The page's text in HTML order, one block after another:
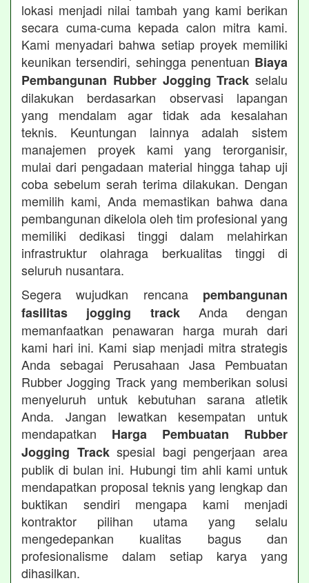
lokasi menjadi nilai tambah yang kami berikan
secara cuma-cuma kepada calon mitra kami.
Kami menyadari bahwa setiap proyek memiliki
keunikan tersendiri, sehingga penentuan Biaya
Pembangunan Rubber Jogging Track selalu
dilakukan berdasarkan observasi lapangan
yang mendalam agar tidak ada kesalahan
teknis. Keuntungan lainnya adalah sistem
manajemen proyek kami yang terorganisir,
mulai dari pengadaan material hingga tahap uji
coba sebelum serah terima dilakukan. Dengan
memilih kami, Anda memastikan bahwa dana
pembangunan dikelola oleh tim profesional yang
memiliki dedikasi tinggi dalam melahirkan
infrastruktur olahraga berkualitas tinggi di
seluruh nusantara.
Segera wujudkan rencana pembangunan
fasilitas jogging trackAnda dengan
memanfaatkan penawaran harga murah dari
kami hari ini. Kami siap menjadi mitra strategis
Anda sebagai Perusahaan Jasa Pembuatan
Rubber Jogging Track yang memberikan solusi
menyeluruh untuk kebutuhan sarana atletik
Anda. Jangan lewatkan kesempatan untuk
mendapatkan Harga Pembuatan Rubber
Jogging Trackspesial bagi pengerjaan area
publik di bulan ini. Hubungi tim ahli kami untuk
mendapatkan proposal teknis yang lengkap dan
buktikan sendiri mengapa kami menjadi
kontraktor pilihan utama yang selalu
mengedepankan kualitas bagus dan
profesionalisme dalam setiap karya yang
dihasilkan.